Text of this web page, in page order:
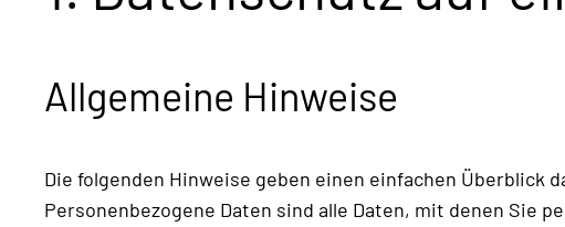
Allgemeine Hinweise
Die folgenden Hinweise geben einen einfachen Überblick
Personenbezogene Daten sind alle Daten, mit denen Sie